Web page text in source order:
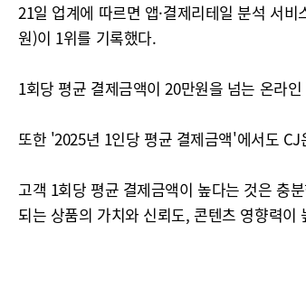
21일 업계에 따르면 앱·결제리테일 분석 서
원)이 1위를 기록했다.
1회당 평균 결제금액이 20만원을 넘는 온라
또한 '2025년 1인당 평균 결제금액'에서도
고객 1회당 평균 결제금액이 높다는 것은 충
되는 상품의 가치와 신뢰도, 콘텐츠 영향력이